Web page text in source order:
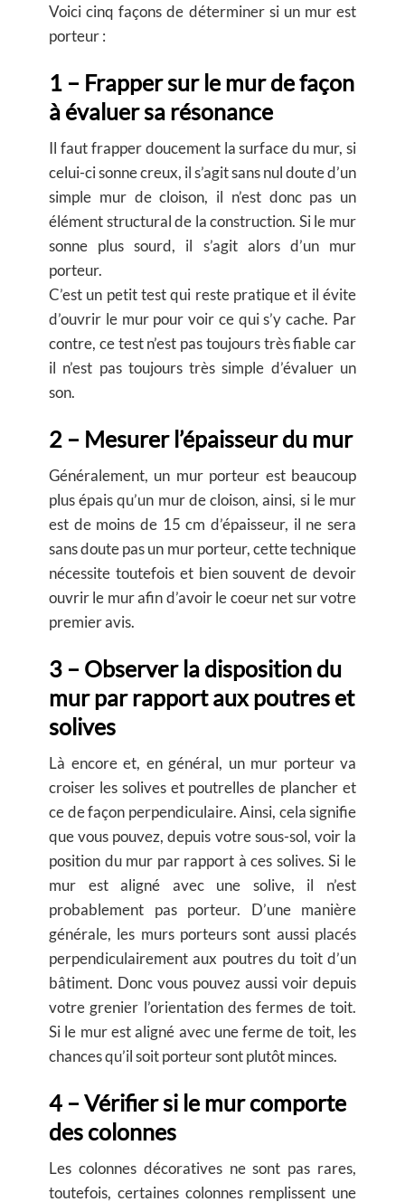
Voici cinq façons de déterminer si un mur est
porteur :
1 – Frapper sur le mur de façon
à évaluer sa résonance
Il faut frapper doucement la surface du mur, si
celui-ci sonne creux, il s’agit sans nul doute d’un
simple mur de cloison, il n’est donc pas un
élément structural de la construction. Si le mur
sonne plus sourd, il s’agit alors d’un mur
porteur.
C’est un petit test qui reste pratique et il évite
d’ouvrir le mur pour voir ce qui s’y cache. Par
contre, ce test n’est pas toujours très fiable car
il n’est pas toujours très simple d’évaluer un
son.
2 – Mesurer l’épaisseur du mur
Généralement, un mur porteur est beaucoup
plus épais qu’un mur de cloison, ainsi, si le mur
est de moins de 15 cm d’épaisseur, il ne sera
sans doute pas un mur porteur, cette technique
nécessite toutefois et bien souvent de devoir
ouvrir le mur afin d’avoir le coeur net sur votre
premier avis.
3 – Observer la disposition du
mur par rapport aux poutres et
solives
Là encore et, en général, un mur porteur va
croiser les solives et poutrelles de plancher et
ce de façon perpendiculaire. Ainsi, cela signifie
que vous pouvez, depuis votre sous-sol, voir la
position du mur par rapport à ces solives. Si le
mur est aligné avec une solive, il n’est
probablement pas porteur. D’une manière
générale, les murs porteurs sont aussi placés
perpendiculairement aux poutres du toit d’un
bâtiment. Donc vous pouvez aussi voir depuis
votre grenier l’orientation des fermes de toit.
Si le mur est aligné avec uneferme de toit, les
chances qu’il soit porteur sont plutôt minces.
4 – Vérifier si le mur comporte
des colonnes
Les colonnes décorativesne sont pas rares,
toutefois, certaines colonnes remplissent une